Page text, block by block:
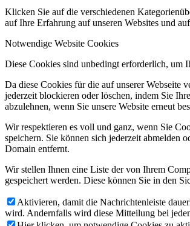
Klicken Sie auf die verschiedenen
auf Ihre Erfahrung auf unseren Websites und
Notwendige Website Cookies
Diese Cookies sind unbedingt erforderlich, um
Da diese Cookies für die auf unserer Webseite
jederzeit blockieren oder löschen, indem Sie
abzulehnen, wenn Sie unsere Website erneut
Wir respektieren es voll und ganz, wenn Sie
speichern. Sie können sich jederzeit abmelden
Domain entfernt.
Wir stellen Ihnen eine Liste der von Ihrem
gespeichert werden. Diese können Sie in den
Aktivieren, damit die Nachrichtenleiste
wird. Andernfalls wird diese Mitteilung bei